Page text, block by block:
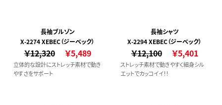
長袖ブルゾン
X-2274 XEBEC（ジーベック）
￥12,320 ￥5,489
立体的な設計にストレッチ素材で動き
やすさをサポート
長袖シャツ
X-2294 XEBEC（ジーベック）
￥12,100 ￥5,401
ストレッチ素材で動きやすく細身シル
エットでカッコイイ！！